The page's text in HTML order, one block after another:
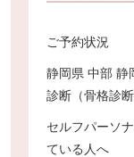
ご予約状況
静岡県 中部 静
診断（骨格診
セルフパーソ
ている人へ